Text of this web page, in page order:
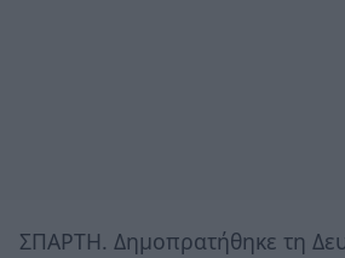
ΣΠΑΡΤΗ. Δημοπρατήθηκε τη